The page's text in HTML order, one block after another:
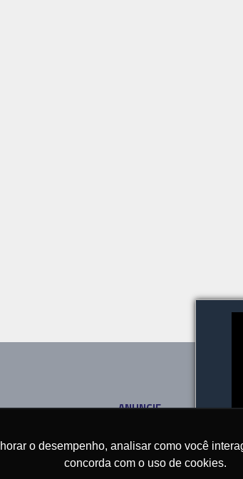
o desempenho, analisar como você
concorda com o uso de cookies.
ANUNCIE
CONTATO